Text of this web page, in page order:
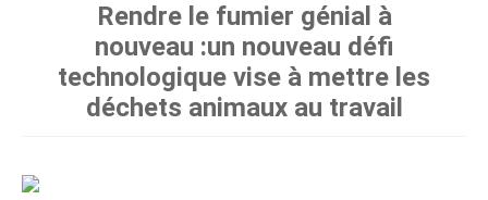
Rendre le fumier génial à
nouveau :un nouveau défi
technologique vise à mettre les
déchets animaux au travail